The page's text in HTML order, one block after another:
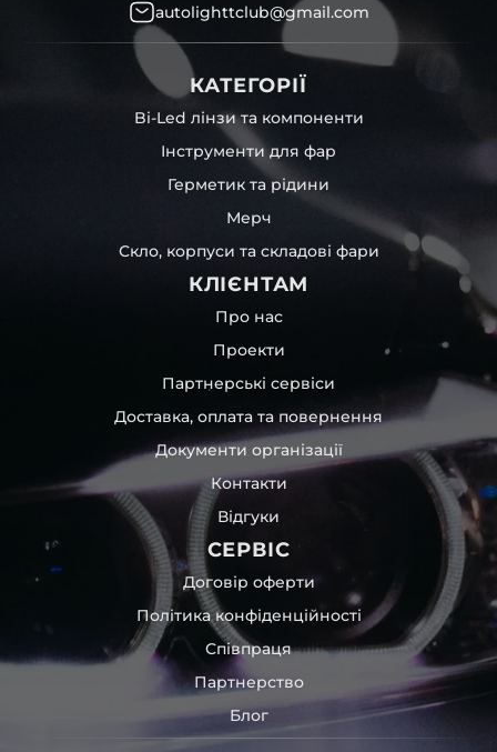
autolighttclub@gmail.com
КАТЕГОРІЇ
Bi-Led лінзи та компоненти
Інструменти для фар
Герметик та рідини
Мерч
Скло, корпуси та складові фари
КЛІЄНТАМ
Про нас
Проекти
Партнерські сервіси
Доставка, оплата та повернення
Документи організації
Контакти
Відгуки
СЕРВІС
Договір оферти
Політика конфіденційності
Співпраця
Партнерство
Блог